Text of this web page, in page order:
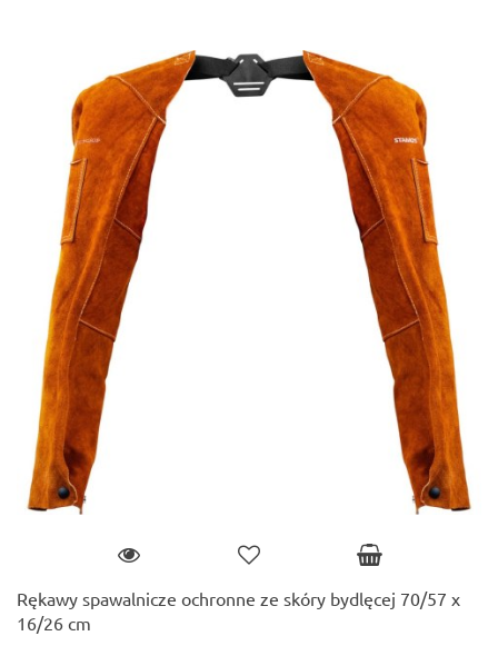
Rękawy spawalnicze ochronne ze skóry bydlęcej 70/57 x
16/26 cm